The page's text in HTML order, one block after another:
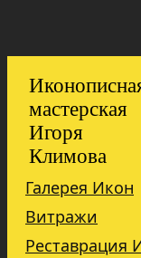
мастерская
Игоря
Климова
Галерея Икон
Витражи
Реставрация